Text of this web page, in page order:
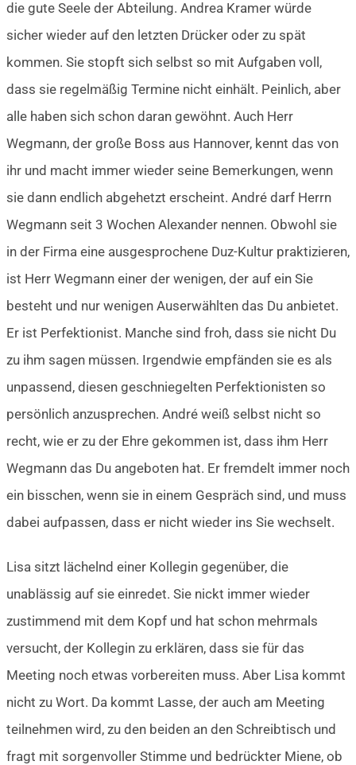
die gute Seele der Abteilung. Andrea Kramer würde
sicher wieder auf den letzten Drücker oder zu spät
kommen. Sie stopft sich selbst so mit Aufgaben voll,
dass sie regelmäßig Termine nicht einhält. Peinlich, aber
alle haben sich schon daran gewöhnt. Auch Herr
Wegmann, der große Boss aus Hannover, kennt das von
ihr und macht immer wieder seine Bemerkungen, wenn
sie dann endlich abgehetzt erscheint. André darf Herrn
Wegmann seit 3 Wochen Alexander nennen. Obwohl sie
in der Firma eine ausgesprochene Duz-Kultur praktizieren,
ist Herr Wegmann einer der wenigen, der auf ein Sie
besteht und nur wenigen Auserwählten das Du anbietet.
Er ist Perfektionist. Manche sind froh, dass sie nicht Du
zu ihm sagen müssen. Irgendwie empfänden sie es als
unpassend, diesen geschniegelten Perfektionisten so
persönlich anzusprechen. André weiß selbst nicht so
recht, wie er zu der Ehre gekommen ist, dass ihm Herr
Wegmann das Du angeboten hat. Er fremdelt immer noch
ein bisschen, wenn sie in einem Gespräch sind, und muss
dabei aufpassen, dass er nicht wieder ins Sie wechselt.
Lisa sitzt lächelnd einer Kollegin gegenüber, die
unablässig auf sie einredet. Sie nickt immer wieder
zustimmend mit dem Kopf und hat schon mehrmals
versucht, der Kollegin zu erklären, dass sie für das
Meeting noch etwas vorbereiten muss. Aber Lisa kommt
nicht zu Wort. Da kommt Lasse, der auch am Meeting
teilnehmen wird, zu den beiden an den Schreibtisch und
fragt mit sorgenvoller Stimme und bedrückter Miene, ob